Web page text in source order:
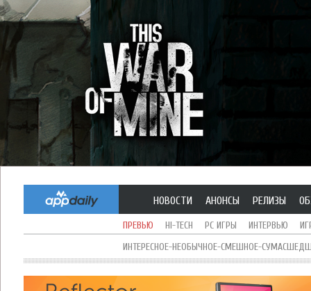
НОВОСТИ АНОНСЫ РЕЛИЗЫ
ПРЕВЬЮ HI-TECH PC ИГРЫ ИНТЕРВЬЮ
ИНТЕРЕСНОЕ-НЕОБЫЧНОЕ-СМЕШНОЕ-